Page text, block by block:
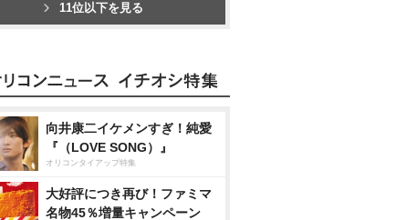
11位以下を見る
向井康二イケメンすぎ！純愛
『（LOVE SONG）』
オリコンタイアップ特集
大好評につき再び！ファミマ
名物45％増量キャンペーン